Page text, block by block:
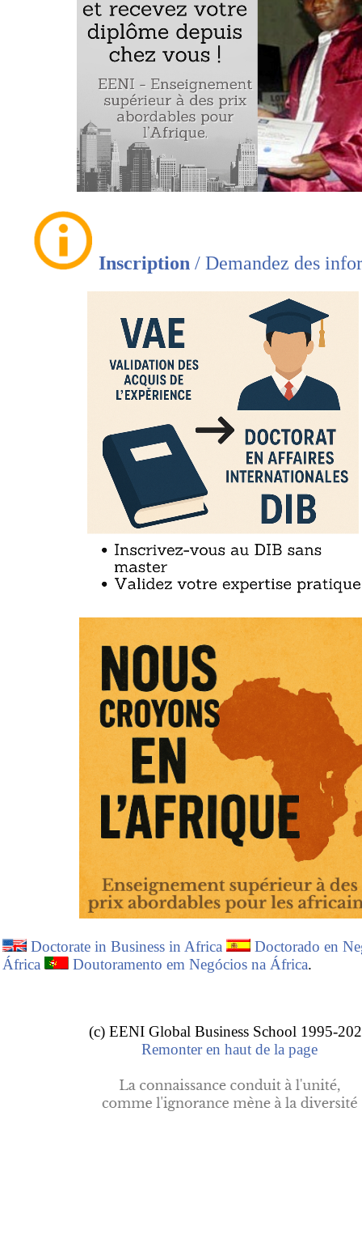
le Ghana, la Guinée, la Guinée-Bissau, le Libéria,
le Nigeria, le Sénégal, la Sierra Leone, le Togo)
Comprendre l’importance de :
L’Union Économique et Monétaire Ouest
(UEMOA)
La Communauté Économique des États de
l’Ouest (CEDEAO)
La Zone monétaire ouest-africaine (ZMAO)
l’investissement en Afrique de l’Ouest
Comprendre les accords de libre-échange en
Élaborer un plan d’affaires pour l’Afrique de
Télécharger le programme du module « Les affaires en
Inscription / Demandez des
Doctorate in Business in Africa
Doctorado en
África
Doutoramento em Negócios na África.
(c) EENI Global Business School 1995-
Remonter en haut de la page